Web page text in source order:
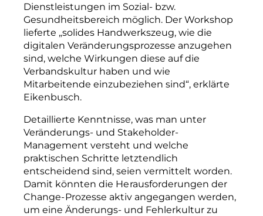
Dienstleistungen im Sozial- bzw.
Gesundheitsbereich möglich. Der Workshop
lieferte „solides Handwerkszeug, wie die
digitalen Veränderungsprozesse anzugehen
sind, welche Wirkungen diese auf die
Verbandskultur haben und wie
Mitarbeitende einzubeziehen sind“, erklärte
Eikenbusch.
Detaillierte Kenntnisse, was man unter
Veränderungs- und Stakeholder-
Management versteht und welche
praktischen Schritte letztendlich
entscheidend sind, seien vermittelt worden.
Damit könnten die Herausforderungen der
Change-Prozesse aktiv angegangen werden,
um eine Änderungs- und Fehlerkultur zu